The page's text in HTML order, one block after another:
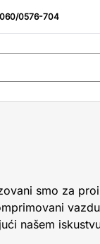
060/0576-704
smo za
našem